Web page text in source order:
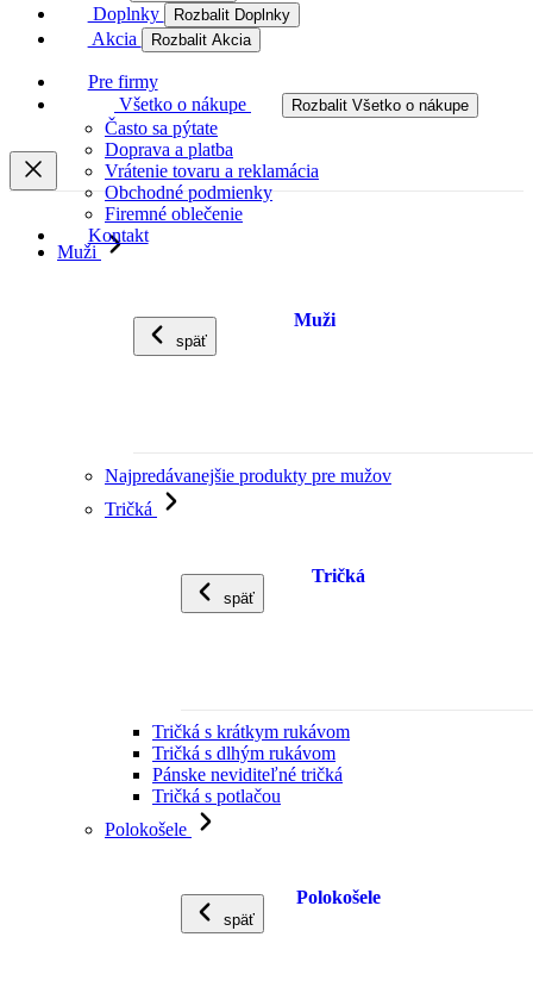
Doplnky Rozbalit Doplnky
Akcia Rozbalit Akcia
Pre firmy
Všetko o nákupe
Rozbalit Všetko o nákupe
Často sa pýtate
Doprava a platba
Vrátenie tovaru a reklamácia
Obchodné podmienky
Firemné oblečenie
Kontakt
Muži
späť
Muži
Najpredávanejšie produkty pre mužov
Tričká
späť
Tričká
Tričká s krátkym rukávom
Tričká s dlhým rukávom
Pánske neviditeľné tričká
Tričká s potlačou
Polokošele
späť
Polokošele